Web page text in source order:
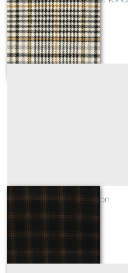
écru
Sur demande
SCOTLAND marron
Sur demande